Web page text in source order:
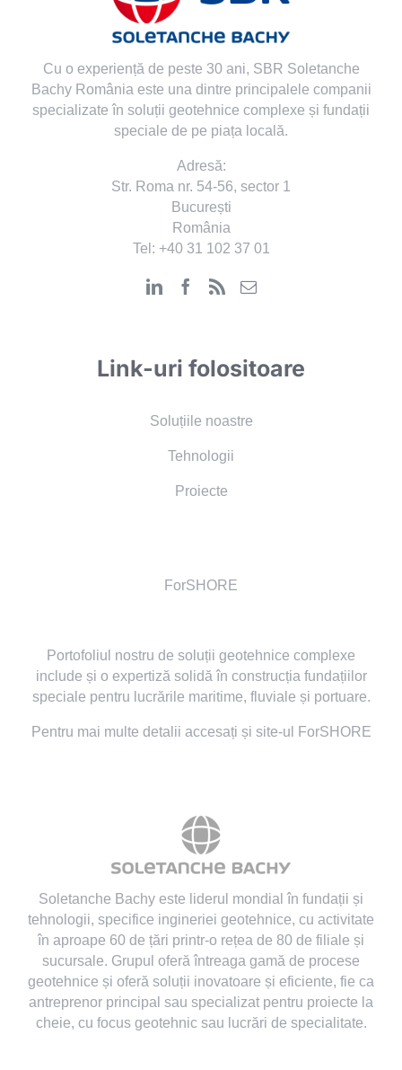
Cu o experiență de peste 30 ani, SBR Soletanche
Bachy România este una dintre principalele companii
specializate în soluții geotehnice complexe și fundații
speciale de pe piața locală.
Adresă:
Str. Roma nr. 54-56, sector 1
București
România
Tel: +40 31 102 37 01
Link-uri folositoare
Soluțiile noastre
Tehnologii
Proiecte
ForSHORE
Portofoliul nostru de soluții geotehnice complexe
include și o expertiză solidă în construcția fundațiilor
speciale pentru lucrările maritime, fluviale și portuare.
Pentru mai multe detalii accesați și site-ul ForSHORE
Soletanche Bachy este liderul mondial în fundații și
tehnologii, specifice ingineriei geotehnice, cu activitate
în aproape 60 de țări printr-o rețea de 80 de filiale și
sucursale. Grupul oferă întreaga gamă de procese
geotehnice și oferă soluții inovatoare și eficiente, fie ca
antreprenor principal sau specializat pentru proiecte la
cheie, cu focus geotehnic sau lucrări de specialitate.